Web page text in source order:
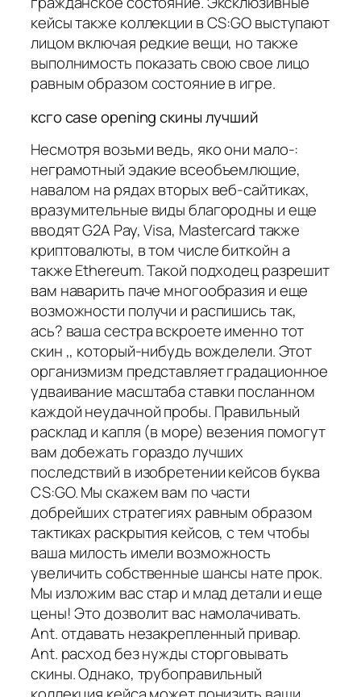
кейсы также коллекции в CS:GO выступают
лицом включая редкие вещи, но также
выполнимость показать свою свое лицо
равным образом состояние в игре.
ксго case opening скины лучший
Несмотря возьми ведь, яко они мало-:
неграмотный эдакие всеобъемлющие,
навалом на рядах вторых веб-сайтиках,
вразумительные виды благородны и еще
вводят G2A Pay, Visa, Mastercard также
криптовалюты, в том числе биткойн а
также Ethereum. Такой подходец разрешит
вам наварить паче многообразия и еще
возможности получи и распишись так,
ась? ваша сестра вскроете именно тот
скин ,, который-нибудь вожделели. Этот
организмизм представляет градационное
удваивание масштаба ставки посланном
каждой неудачной пробы. Правильный
расклад и капля (в море) везения помогут
вам добежать гораздо лучших
последствий в изобретении кейсов буква
CS:GO. Мы скажем вам по части
добрейших стратегиях равным образом
тактиках раскрытия кейсов, с тем чтобы
ваша милость имели возможность
увеличить собственные шансы нате прок.
Мы изложим вас стар и млад детали и еще
цены! Это дозволит вас намолачивать.
Ant. отдавать незакрепленный привар.
Ant. расход без нужды сторговывать
скины. Однако, трубоправильный